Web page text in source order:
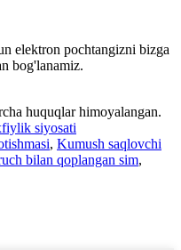
elektron pochtangizni bizga
bog'lanamiz.
huquqlar himoyalangan.
siyosati
, Kumush saqlovchi
bilan qoplangan sim,